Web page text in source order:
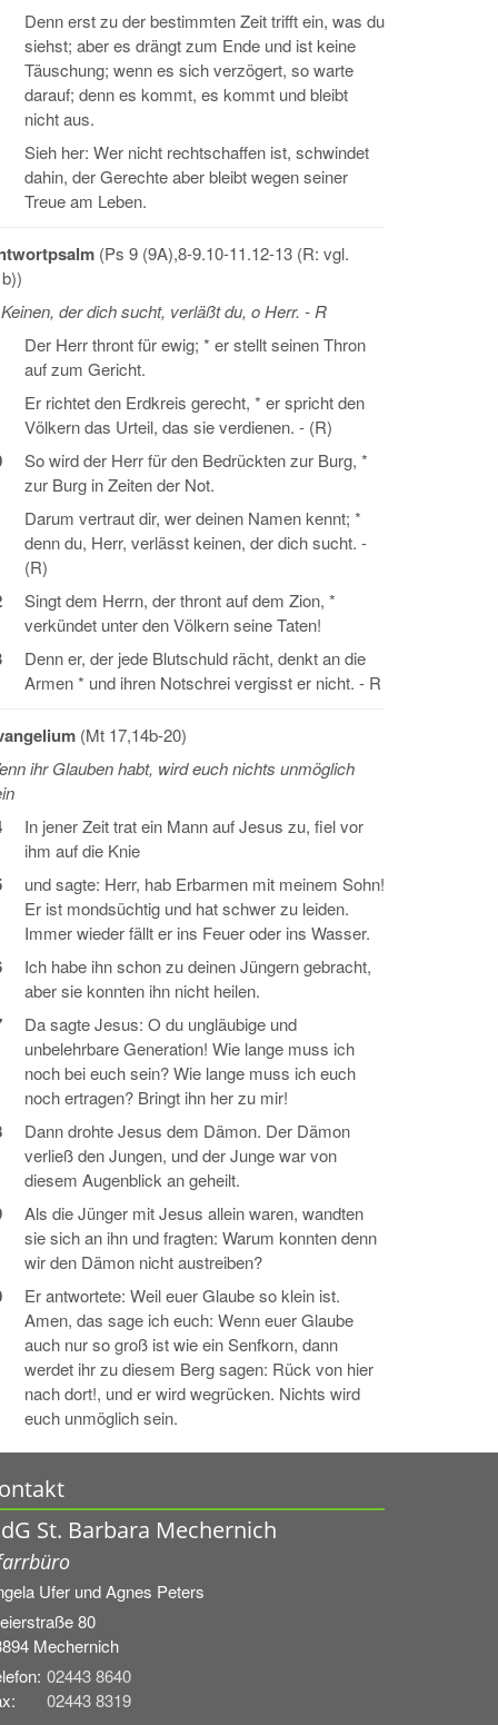
Denn erst zu der bestimmten Zeit trifft ein, was du
siehst; aber es drängt zum Ende und ist keine
Täuschung; wenn es sich verzögert, so warte
darauf; denn es kommt, es kommt und bleibt
nicht aus.
Sieh her: Wer nicht rechtschaffen ist, schwindet
dahin, der Gerechte aber bleibt wegen seiner
Treue am Leben.
(Ps 9 (9A),8-9.10-11.12-13 (R: vgl.
der dich sucht, verläßt du, o Herr. - R
Der Herr thront für ewig; * er stellt seinen Thron
auf zum Gericht.
Er richtet den Erdkreis gerecht, * er spricht den
Völkern das Urteil, das sie verdienen. - (R)
So wird der Herr für den Bedrückten zur Burg, *
zur Burg in Zeiten der Not.
Darum vertraut dir, wer deinen Namen kennt; *
denn du, Herr, verlässt keinen, der dich sucht. -
(R)
Singt dem Herrn, der thront auf dem Zion, *
verkündet unter den Völkern seine Taten!
Denn er, der jede Blutschuld rächt, denkt an die
Armen * und ihren Notschrei vergisst er nicht. - R
(Mt 17,14b-20)
ihr Glauben habt, wird euch nichts unmöglich
In jener Zeit trat ein Mann auf Jesus zu, fiel vor
ihm auf die Knie
und sagte: Herr, hab Erbarmen mit meinem Sohn!
Er ist mondsüchtig und hat schwer zu leiden.
Immer wieder fällt er ins Feuer oder ins Wasser.
Ich habe ihn schon zu deinen Jüngern gebracht,
aber sie konnten ihn nicht heilen.
Da sagte Jesus: O du ungläubige und
unbelehrbare Generation! Wie lange muss ich
noch bei euch sein? Wie lange muss ich euch
noch ertragen? Bringt ihn her zu mir!
Dann drohte Jesus dem Dämon. Der Dämon
verließ den Jungen, und der Junge war von
diesem Augenblick an geheilt.
Als die Jünger mit Jesus allein waren, wandten
sie sich an ihn und fragten: Warum konnten denn
wir den Dämon nicht austreiben?
Er antwortete: Weil euer Glaube so klein ist.
Amen, das sage ich euch: Wenn euer Glaube
auch nur so groß ist wie ein Senfkorn, dann
werdet ihr zu diesem Berg sagen: Rück von hier
nach dort!, und er wird wegrücken. Nichts wird
euch unmöglich sein.
St. Barbara Mechernich
Ufer undAgnes Peters
80
Mechernich
02443 8640
02443 8319